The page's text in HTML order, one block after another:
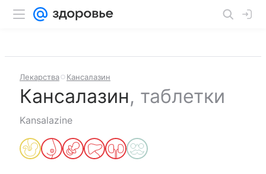
Лекарства Кансалазин
Кансалазин, таблетки
Kansalazine